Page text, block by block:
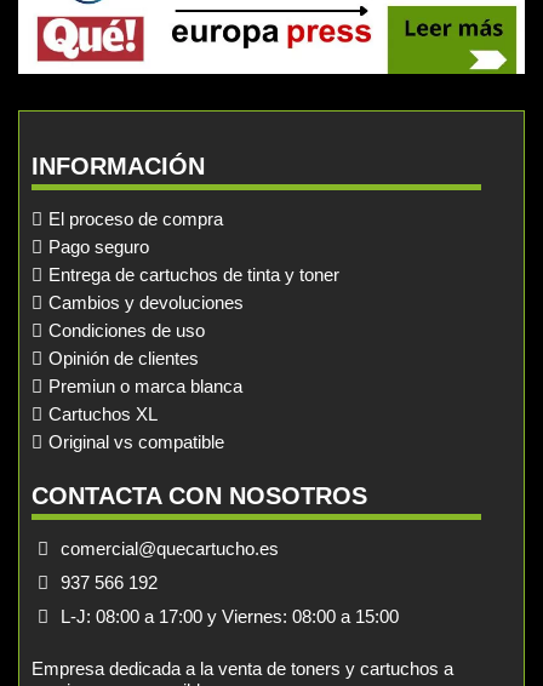
INFORMACIÓN
El proceso de compra
Pago seguro
Entrega de cartuchos de tinta y toner
Cambios y devoluciones
Condiciones de uso
Opinión de clientes
Premiun o marca blanca
Cartuchos XL
Original vs compatible
CONTACTA CON NOSOTROS
comercial@quecartucho.es
937 566 192
L-J: 08:00 a 17:00 y Viernes: 08:00 a 15:00
Empresa dedicada a la venta de toners y cartuchos a